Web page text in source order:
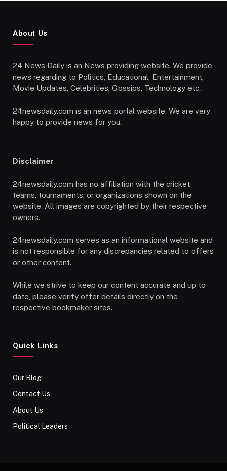
About Us
24 News Daily is an News providing website. We provide
news regarding to Politics, Educational, Entertainment,
Movie Updates, Celebrities, Gossips, Technology etc..
24newsdaily.com is an news portal website. We are very
happy to provide news for you.
Disclaimer
24newsdaily.com has no affiliation with the cricket
teams, tournaments, or organizations shown on the
website. All images are copyrighted by their respective
owners.
24newsdaily.com serves as an informational website and
is not responsible for any discrepancies related to offers
or other content.
While we strive to keep our content accurate and up to
date, please verify offer details directly on the
respective bookmaker sites.
Quick Links
Our Blog
Contact Us
About Us
Political Leaders